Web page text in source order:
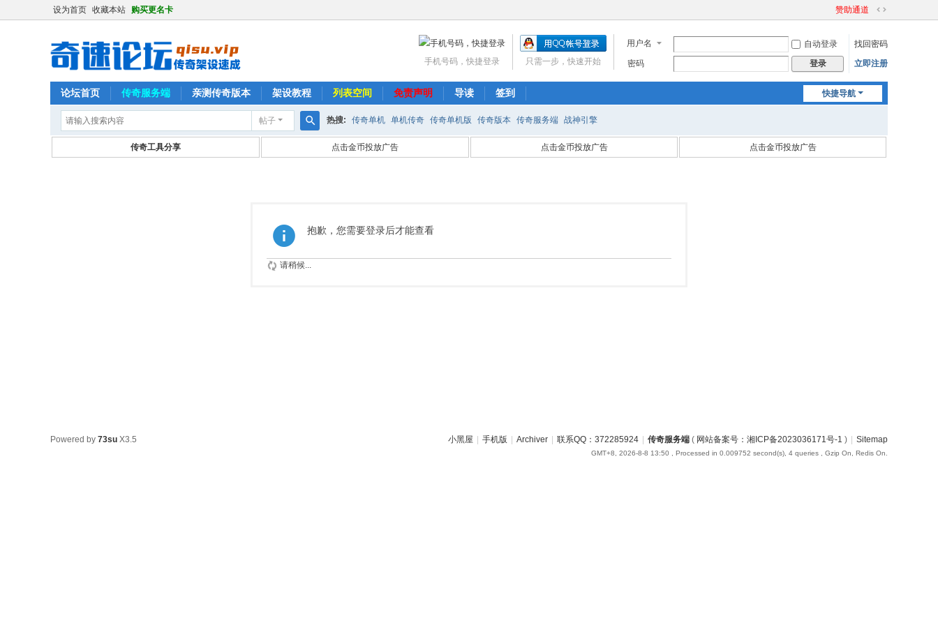
设为首页 收藏本站 购买更名卡 赞助通道
切
到
宽
用户名 自动登录
找回密码
密码
登录 立即注册
只需一步，快速开始
手机号码，快捷登录
快捷导航
论坛首页 传奇服务端 亲测传奇版本 架设教程 列表空间 免责声明 导读 签到
帖子
搜
索
热搜: 传奇单机 单机传奇 传奇单机版 传奇版本 传奇服务端 战神引擎
传奇工具分享 点击金币投放广告 点击金币投放广告 点击金币投放广告
抱歉，您需要登录后才能查看
请稍候...
小黑屋 手机版 Archiver 联系QQ：372285924 传奇服务端 ( 网站备案号：湘ICP备2023036171号-1 ) Sitemap
GMT+8, 2026-8-8 13:50 , Processed in 0.009752 second(s), 4 queries , Gzip On, Redis On.
Powered by 73su X3.5